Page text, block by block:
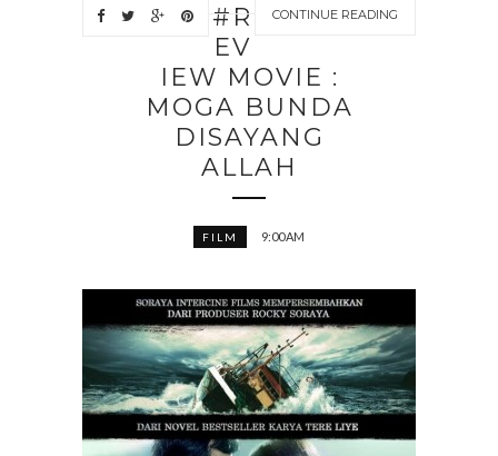
CONTINUE READING
#R
EV
IEW MOVIE :
MOGA BUNDA
DISAYANG
ALLAH
FILM 9:00 AM